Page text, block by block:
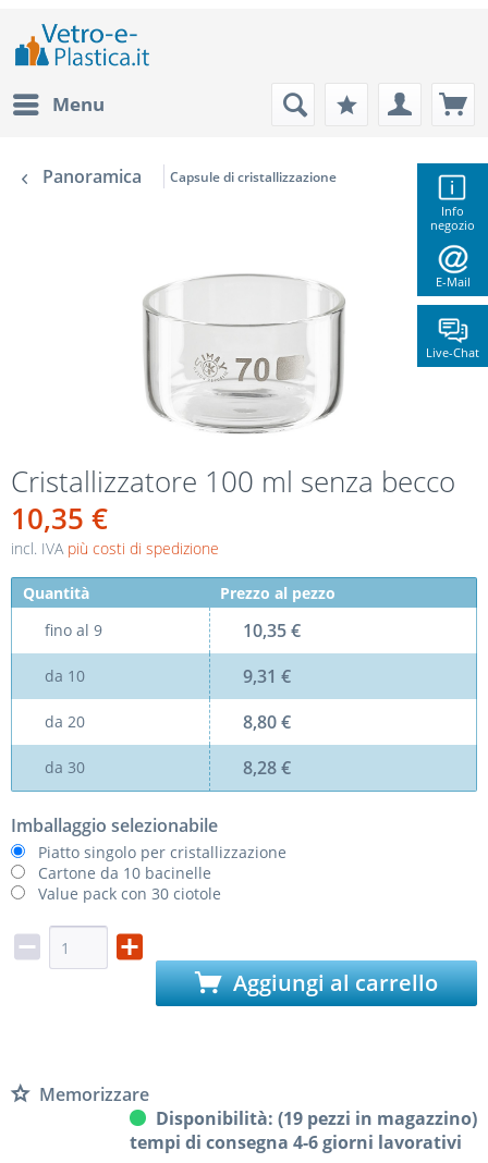
Info
negozio
E-Mail
Live-Chat
Menu
Panoramica Capsule di cristallizzazione
Cristallizzatore 100 ml senza becco
10,35 €
incl. IVA più costi di spedizione
Quantità
Prezzo al pezzo
fino al 9 10,35 €
da 10 9,31 €
da 20 8,80 €
da 30 8,28 €
Imballaggio selezionabile
Piatto singolo per cristallizzazione
Cartone da 10 bacinelle
Value pack con 30 ciotole
Aggiungi al carrello
Memorizzare
Disponibilità: (19 pezzi in magazzino)
tempi di consegna 4-6 giorni lavorativi